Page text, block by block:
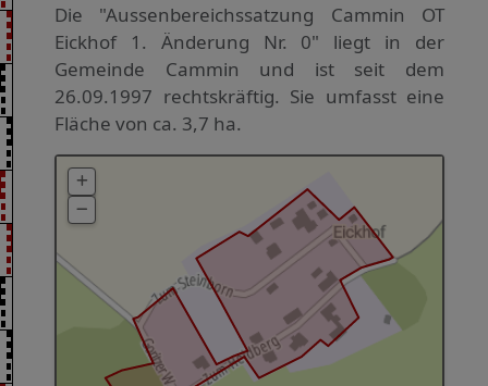
Die "Aussenbereichssatzung Cammin OT
Eickhof 1. Änderung Nr. 0" liegt in der
Gemeinde Cammin und ist seit dem
26.09.1997 rechtskräftig. Sie umfasst eine
Fläche von ca. 3,7 ha.